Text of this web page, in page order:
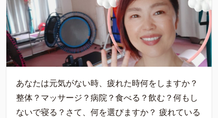
あなたは元気がない時、疲れた時何をしますか？
整体？マッサージ？病院？食べる？飲む？何もし
ないで寝る？さて、何を選びますか？ 疲れている